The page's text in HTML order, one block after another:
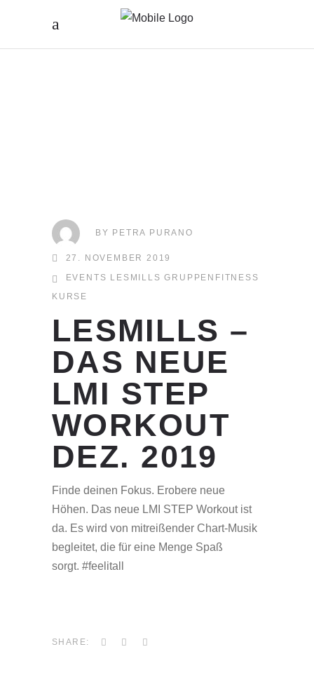
BY PETRA PURANO
27. NOVEMBER 2019
EVENTS LESMILLS GRUPPENFITNESS
KURSE
LESMILLS –
DAS NEUE
LMI STEP
WORKOUT
DEZ. 2019
Finde deinen Fokus. Erobere neue
Höhen. Das neue LMI STEP Workout ist
da. Es wird von mitreißender Chart-Musik
begleitet, die für eine Menge Spaß
sorgt. #feelitall
SHARE: